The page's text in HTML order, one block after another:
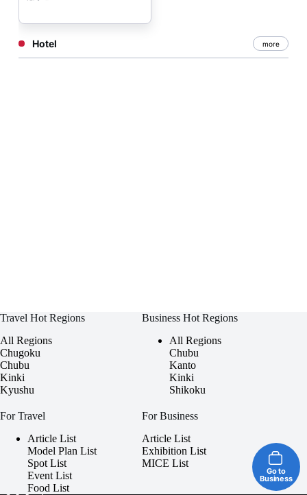
Hotel more
Go to
Business
Travel Hot Regions
All Regions
Chugoku
Chubu
Kinki
Kyushu
Business Hot Regions
All Regions
Chubu
Kanto
Kinki
Shikoku
For Travel
Article List
Model Plan List
Spot List
Event List
Food List
For Business
Article List
Exhibition List
MICE List